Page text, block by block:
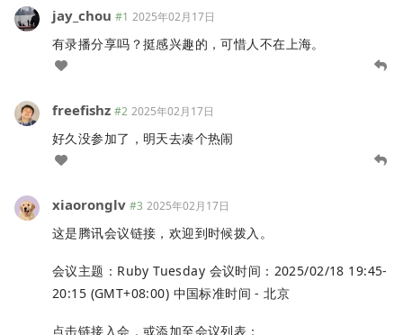
jay_chou #1 2025年02月17日
有录播分享吗？挺感兴趣的，可惜人不在上海。
freefishz #2 2025年02月17日
好久没参加了，明天去凑个热闹
xiaoronglv #3 2025年02月17日
这是腾讯会议链接，欢迎到时候拨入。
会议主题：Ruby Tuesday 会议时间：2025/02/18 19:45-
20:15 (GMT+08:00) 中国标准时间 - 北京
点击链接入会，或添加至会议列表：